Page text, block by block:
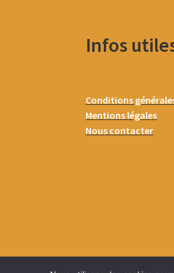
Infos
Conditions
Mentions légales
Nous contacter